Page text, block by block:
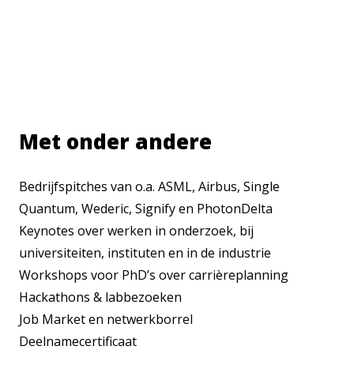
Met onder andere
Bedrijfspitches van o.a. ASML, Airbus, Single
Quantum, Wederic, Signify en PhotonDelta
Keynotes over werken in onderzoek, bij
universiteiten, instituten en in de industrie
Workshops voor PhD’s over carrièreplanning
Hackathons & labbezoeken
Job Market en netwerkborrel
Deelnamecertificaat